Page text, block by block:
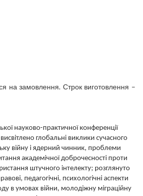
на замовлення. Строк виготовлення –
науково-практичної конференції
глобальні виклики сучасного
війну і ядерний чинник, проблеми
академічної доброчесності проти
штучного інтелекту; розглянуто
педагогічні, психологічні аспекти
в умовах війни, молодіжну міграційну